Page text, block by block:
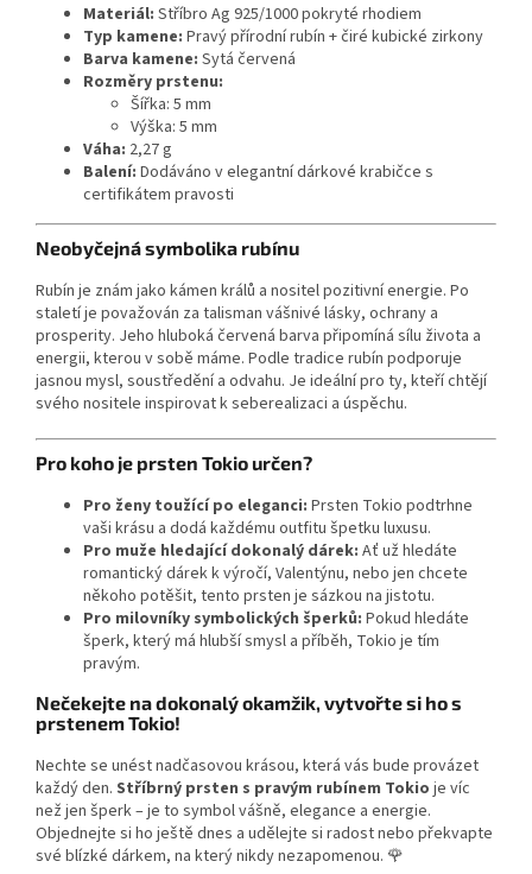
Materiál: Stříbro Ag 925/1000 pokryté rhodiem
Typ kamene: Pravý přírodní rubín + čiré kubické zirkony
Barva kamene: Sytá červená
Rozměry prstenu:
Šířka: 5 mm
Výška: 5 mm
Váha: 2,27 g
Balení: Dodáváno v elegantní dárkové krabičce s
certifikátem pravosti
Neobyčejná symbolika rubínu
Rubín je znám jako kámen králů a nositel pozitivní energie. Po
staletí je považován za talisman vášnivé lásky, ochrany a
prosperity. Jeho hluboká červená barva připomíná sílu života a
energii, kterou v sobě máme. Podle tradice rubín podporuje
jasnou mysl, soustředění a odvahu. Je ideální pro ty, kteří chtějí
svého nositele inspirovat k seberealizaci a úspěchu.
Pro koho je prsten Tokio určen?
Pro ženy toužící po eleganci: Prsten Tokio podtrhne
vaši krásu a dodá každému outfitu špetku luxusu.
Pro muže hledající dokonalý dárek: Ať už hledáte
romantický dárek k výročí, Valentýnu, nebo jen chcete
někoho potěšit, tento prsten je sázkou na jistotu.
Pro milovníky symbolických šperků: Pokud hledáte
šperk, který má hlubší smysl a příběh, Tokio je tím
pravým.
Nečekejte na dokonalý okamžik, vytvořte si ho s
prstenem Tokio!
Nechte se unést nadčasovou krásou, která vás bude provázet
každý den. Stříbrný prsten s pravým rubínem Tokio je víc
než jen šperk – je to symbol vášně, elegance a energie.
Objednejte si ho ještě dnes a udělejte si radost nebo překvapte
své blízké dárkem, na který nikdy nezapomenou. 🌹